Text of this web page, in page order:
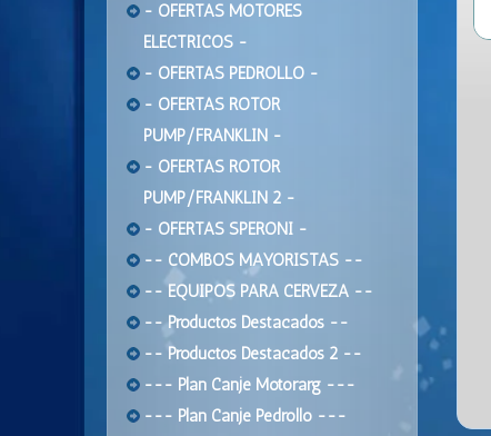
- OFERTAS MOTORES
ELECTRICOS -
- OFERTAS PEDROLLO -
- OFERTAS ROTOR
PUMP/FRANKLIN -
- OFERTAS ROTOR
PUMP/FRANKLIN 2 -
- OFERTAS SPERONI -
-- COMBOS MAYORISTAS --
-- EQUIPOS PARA CERVEZA --
-- Productos Destacados --
-- Productos Destacados 2 --
--- Plan Canje Motorarg ---
--- Plan Canje Pedrollo ---